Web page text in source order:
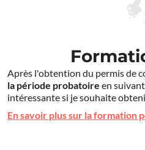
Après l'obtention du permis de
la période probatoire en
intéressante si je souhaite
En savoir plus sur la formation